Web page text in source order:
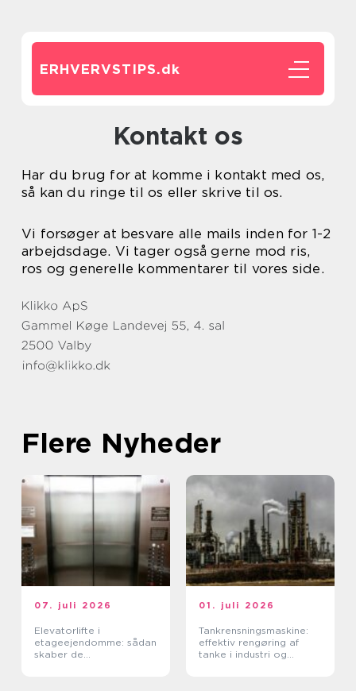
ERHVERVSTIPS.dk
Kontakt os
Har du brug for at komme i kontakt med os,
så kan du ringe til os eller skrive til os.
Vi forsøger at besvare alle mails inden for 1-2
arbejdsdage. Vi tager også gerne mod ris,
ros og generelle kommentarer til vores side.
Flere Nyheder
07. juli 2026
Elevatorlifte i
etageejendomme: sådan
skaber de
01. juli 2026
Tankrensningsmaskine:
effektiv rengøring af
tanke i industri og